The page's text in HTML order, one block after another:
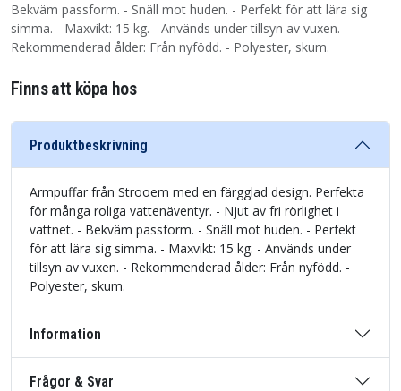
Bekväm passform. - Snäll mot huden. - Perfekt för att lära sig
simma. - Maxvikt: 15 kg. - Används under tillsyn av vuxen. -
Rekommenderad ålder: Från nyfödd. - Polyester, skum.
Finns att köpa hos
Produktbeskrivning
Armpuffar från Strooem med en färgglad design. Perfekta
för många roliga vattenäventyr. - Njut av fri rörlighet i
vattnet. - Bekväm passform. - Snäll mot huden. - Perfekt
för att lära sig simma. - Maxvikt: 15 kg. - Används under
tillsyn av vuxen. - Rekommenderad ålder: Från nyfödd. -
Polyester, skum.
Information
Frågor & Svar